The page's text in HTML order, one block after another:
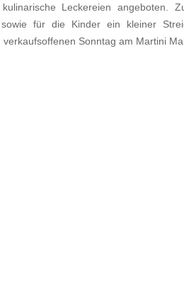
Leckereien angeboten.
für die Kinder ein kleiner
Sonntag am Martini